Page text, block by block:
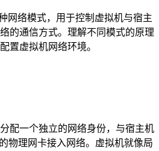
网络模式，用于控制虚拟机与宿主
的通信方式。理解不同模式的原理
置虚拟机网络环境。
配一个独立的网络身份，与宿主机
物理网卡接入网络。虚拟机就像局